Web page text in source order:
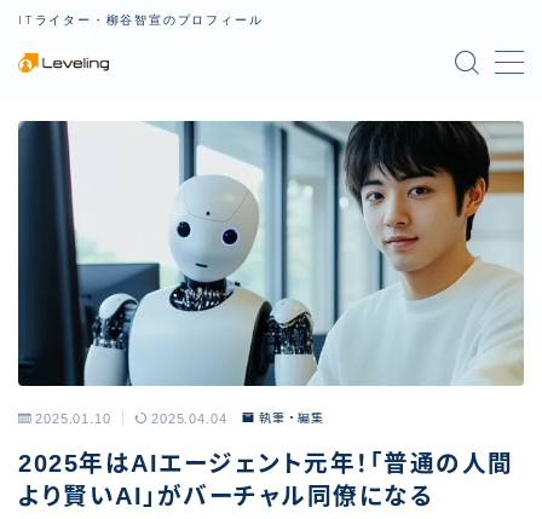
ITライター・柳谷智宣のプロフィール
プロフィール
記事一覧
お問い合わせ
2025.01.10 2025.04.04 執筆・編集
2025年はAIエージェント元年！「普通の人間
より賢いAI」がバーチャル同僚になる